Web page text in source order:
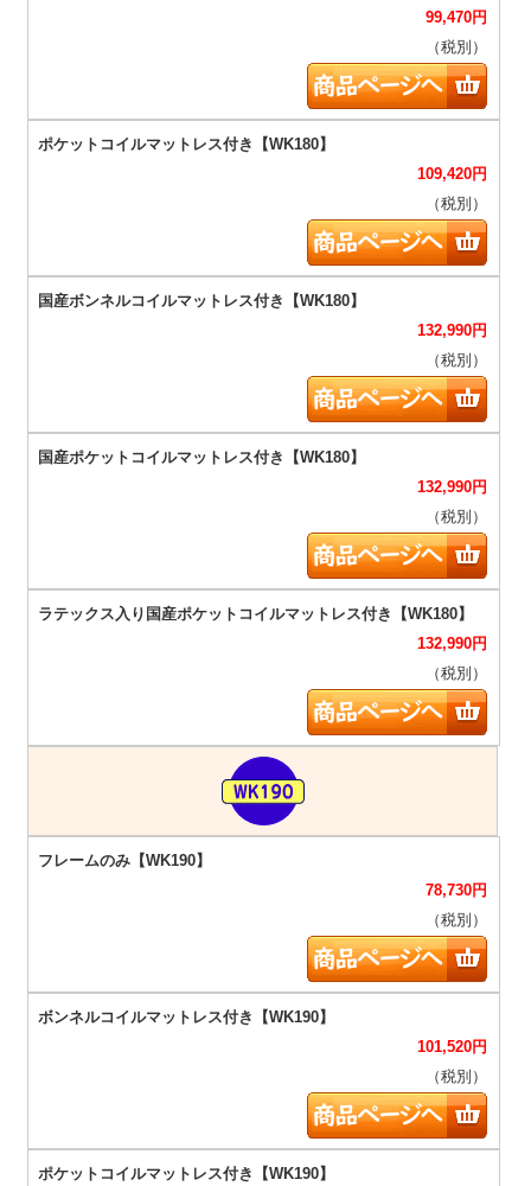
99,470円
（税別）
109,420円
（税別）
132,990円
（税別）
132,990円
（税別）
132,990円
（税別）
78,730円
（税別）
101,520円
（税別）